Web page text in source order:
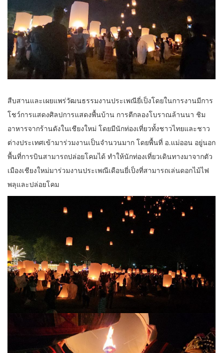
สืบสานและเผยแพร่วัฒนธรรมงานประเพณียี่เป็งโดยในการงานมีการ
โชว์การแสดงศิลปการแสดงพื้นบ้าน การตีกลองโบราณล้านนา ชิม
อาหารจากร้านดังในเชียงใหม่ โดยมีนักท่องเที่ยวทั้งชาวไทยและชาว
ต่างประเทศเข้ามาร่วมงานเป็นจำนวนมาก โดยพื้นที่ อ.แม่ออน อยู่นอก
พื้นที่การบินสามารถปล่อยโคมได้ ทำให้นักท่องเที่ยวเดินทางมาจากตัว
เมืองเชียงใหม่มาร่วมงานประเพณีเดือนยี่เป็งที่สามารถเล่นดอกไม้ไฟ
พลุและปล่อยโคม